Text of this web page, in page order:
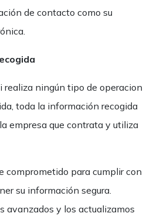
de contacto como su
realiza ningún tipo de operacion
toda la información recogida
empresa que contrata y utiliza
comprometido para cumplir con
su información segura.
avanzados y los actualizamos